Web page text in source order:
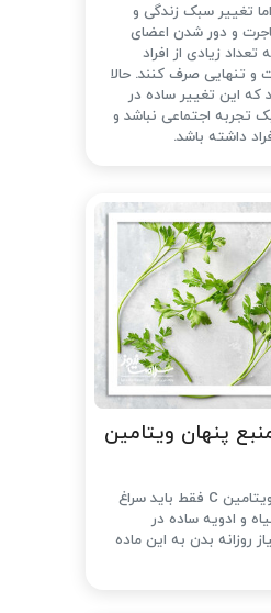
تغییر سبک زندگی و
و دور شدن اعضای
زیادی از افراد
و تنهایی صرف کنند. حالا
این تغییر ساده در
اجتماعی نباشد و
داشته باشد.
پنهان ویتامین
شاید تصور کنید برای دریافت ویتامین C فقط باید سراغ
و ادویه ساده در
روزانه بدن به این ماده